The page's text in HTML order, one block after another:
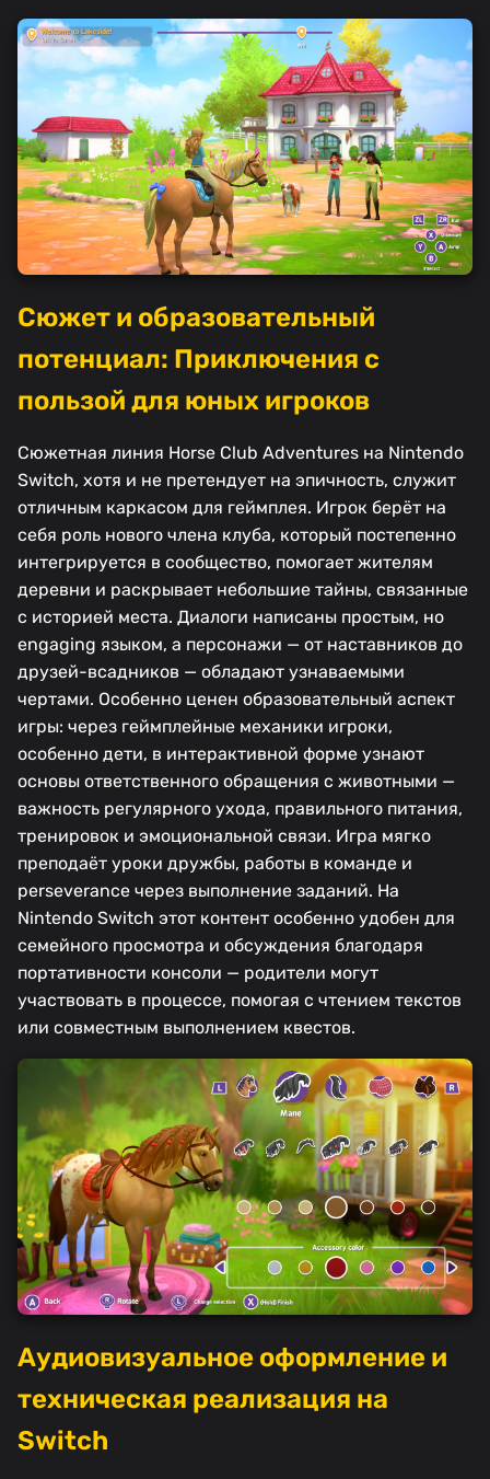
Сюжет и образовательный
потенциал: Приключения с
пользой для юных игроков
Сюжетная линия Horse Club Adventures на Nintendo
Switch, хотя и не претендует на эпичность, служит
отличным каркасом для геймплея. Игрок берёт на
себя роль нового члена клуба, который постепенно
интегрируется в сообщество, помогает жителям
деревни и раскрывает небольшие тайны, связанные
с историей места. Диалоги написаны простым, но
engaging языком, а персонажи — от наставников до
друзей-всадников — обладают узнаваемыми
чертами. Особенно ценен образовательный аспект
игры: через геймплейные механики игроки,
особенно дети, в интерактивной форме узнают
основы ответственного обращения с животными —
важность регулярного ухода, правильного питания,
тренировок и эмоциональной связи. Игра мягко
преподаёт уроки дружбы, работы в команде и
perseverance через выполнение заданий. На
Nintendo Switch этот контент особенно удобен для
семейного просмотра и обсуждения благодаря
портативности консоли — родители могут
участвовать в процессе, помогая с чтением текстов
или совместным выполнением квестов.
Аудиовизуальное оформление и
техническая реализация на
Switch